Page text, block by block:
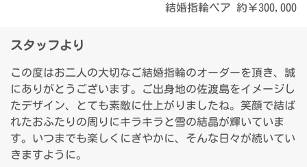
結婚指輪ペア 約￥300,000
スタッフより
この度はお二人の大切なご結婚指輪のオーダーを頂き、誠
にありがとうございます。ご出身地の佐渡島をイメージし
たデザイン、とても素敵に仕上がりましたね。笑顔で結ば
れたおふたりの周りにキラキラと雪の結晶が輝いていま
す。いつまでも楽しくにぎやかに、そんな日々が続いてい
きますように。